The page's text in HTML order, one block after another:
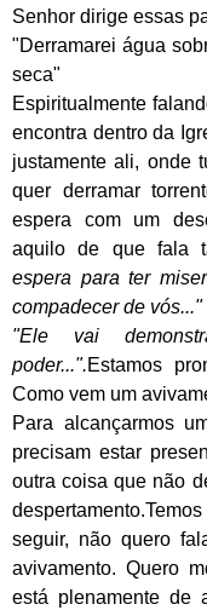
Senhor dirige essas
"Derramarei água
seca"
Espiritualmente
encontra dentro da
justamente ali, onde
quer derramar
espera com um
aquilo de que fala
espera para ter
compadecer de vós..."
"Ele vai
poder...".Estamos
Como vem um
Para alcançarmos
precisam estar
outra coisa que não
seguir, não quero
avivamento. Quero
está plenamente de